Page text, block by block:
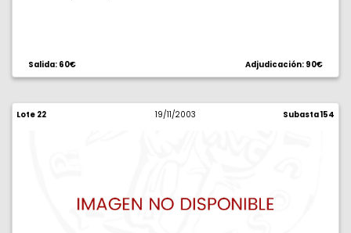
Salida: 60€ Adjudicación: 90€
Lote 22 19/11/2003 Subasta 154